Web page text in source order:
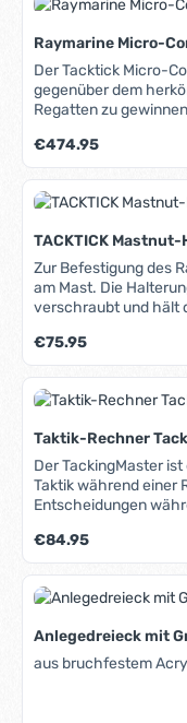
Raymarine Micro-
Der Tacktick Micro-
gegenüber dem
Regatten zu
Kursinformationen sind
digitale Kompass
man Sie braucht:
tatsächliche Anzeige
gleiche, man muss
Anzeigemöglichkeiten: Kompasskurs,
Kompassanzeige, Regattatimer. Besonderheiten: Montage
ohne Kabel, Solar-Betrieb mit Pufferbatterie, Batterie-
geringes Gewicht (150 g), sehr großer
keine Bedienung beim
Montagemöglichkeiten. Lieferung inkl. Tasche und
Montageplatte.
Regulärer Preis:
€474.95
TACKTICK
Zur Befestigung des
am Mast. Die Halterung wird einfach in der Mastnut
verschraubt und hält
Regulärer Preis:
€75.95
Taktik-Rechner
Der TackingMaster
Taktik während einer
Entscheidungen
Kombination mit dem
TackingMaster eine
der notwenigen
Entscheidungen wie
Der TackingMaster
ist auch im rauhesten
Regulärer Preis:
€84.95
Anlegedreieck mit
aus bruchfestem